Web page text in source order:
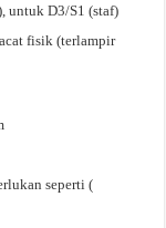
untuk D3/S1 (staf)
fisik (terlampir
seperti (